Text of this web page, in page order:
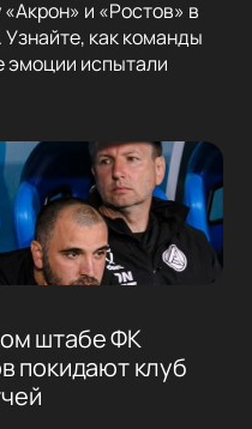
и «Ростов» в
как команды
эмоции испытали
штабе ФК
покидают клуб